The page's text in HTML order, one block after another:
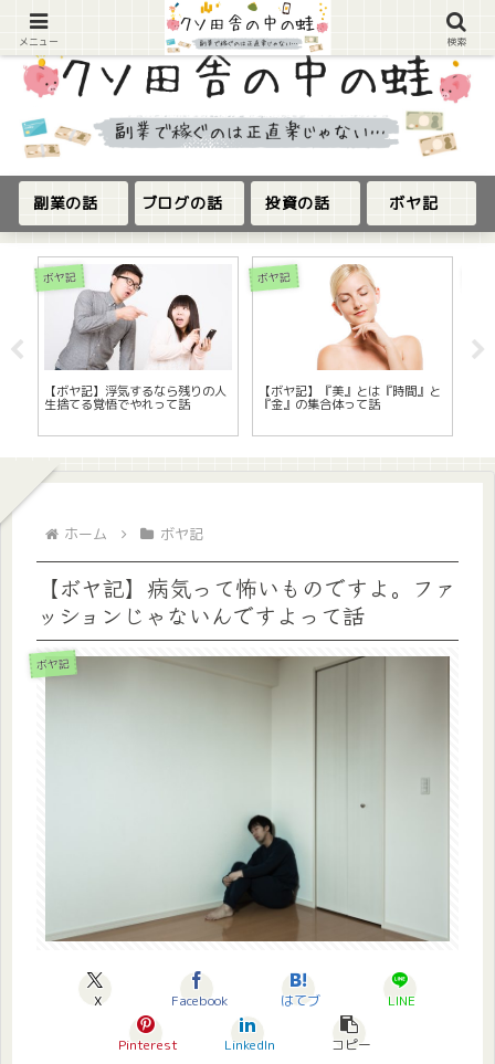
副業の話 ブログの話 投資の話 ボヤ記
ボヤ記
【ボヤ記】浮気するなら残りの人
生捨てる覚悟でやれって話
ボヤ記
【ボヤ記】『美』とは『時間』と
『金』の集合体って話
ホーム ボヤ記
【ボヤ記】病気って怖いものですよ。ファ
ッションじゃないんですよって話
ボヤ記
X Facebook はてブ LINE
Pinterest LinkedIn コピー
メニュー 検索